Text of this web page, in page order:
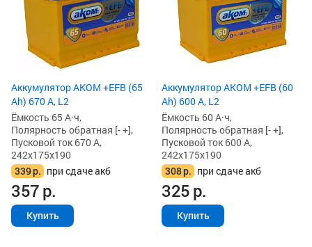
Аккумулятор AKOM +EFB (65
Ah) 670 А, L2
Ёмкость 65 А·ч,
Полярность обратная [- +],
Пусковой ток 670 А,
242x175x190
339р. при сдаче акб
357р.
Купить
Аккумулятор AKOM +EFB (60
Ah) 600 А, L2
Ёмкость 60 А·ч,
Полярность обратная [- +],
Пусковой ток 600 А,
242x175x190
308р. при сдаче акб
325р.
Купить